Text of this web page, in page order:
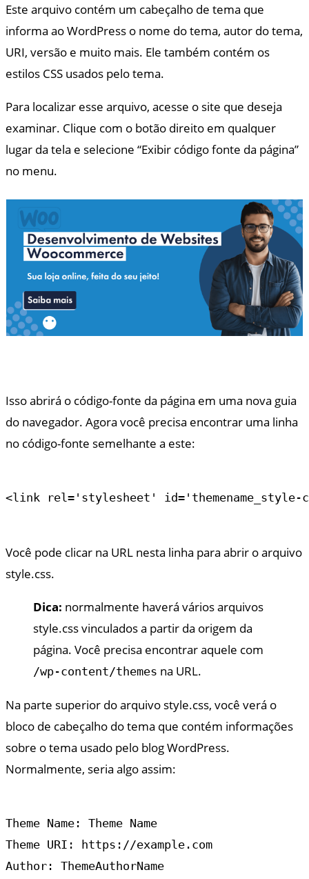
Este arquivo contém um cabeçalho de tema que
informa ao WordPress o nome do tema, autor do tema,
URI, versão e muito mais. Ele também contém os
estilos CSS usados pelo tema.
Para localizar esse arquivo, acesse o site que deseja
examinar. Clique com o botão direito em qualquer
lugar da tela e selecione “Exibir código fonte da página”
no menu.
Isso abrirá o código-fonte da página em uma nova guia
do navegador. Agora você precisa encontrar uma linha
no código-fonte semelhante a este:
<link rel='stylesheet'
Você pode clicar na URL nesta linha para abrir o arquivo
style.css.
Dica: normalmente haverá vários arquivos
style.css vinculados a partir da origem da
página. Você precisa encontrar aquele com
/wp-content/themes na URL.
Na parte superior do arquivo style.css, você verá o
bloco de cabeçalho do tema que contém informações
sobre o tema usado pelo blog WordPress.
Normalmente, seria algo assim:
Theme Name: Theme Name
Theme URI: https://example.com
Author: ThemeAuthorName